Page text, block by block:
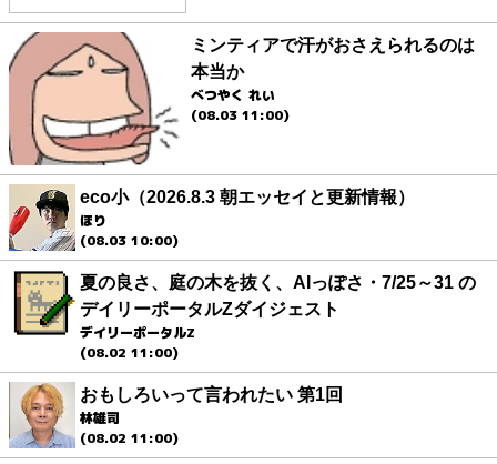
ミンティアで汗がおさえられるのは
本当か
べつやく れい
(08.03 11:00)
eco小（2026.8.3 朝エッセイと更新情報）
ほり
(08.03 10:00)
夏の良さ、庭の木を抜く、AIっぽさ・7/25～31 の
デイリーポータルZダイジェスト
デイリーポータルZ
(08.02 11:00)
おもしろいって言われたい 第1回
林雄司
(08.02 11:00)